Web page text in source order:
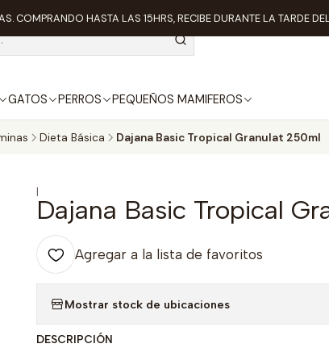
GATOS PERROS PEQUEÑOS MAMIFEROS
COMPRANDO HASTA LAS 15HRS, RECIBE DURANTE LA TARDE
Dieta Básica Dajana Basic Tropical Granulat 250ml
|
Dajana Basic Tropical
Agregar a la lista de favoritos
Mostrar stock de ubicaciones
DESCRIPCIÓN